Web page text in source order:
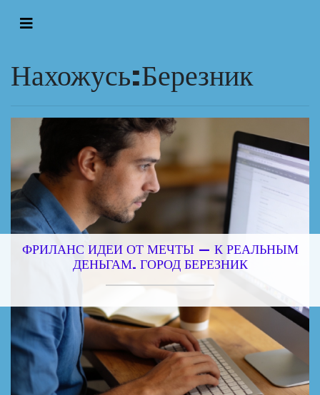
Нахожусь:Березник
ФРИЛАНС ИДЕИ ОТ МЕЧТЫ — К РЕАЛЬНЫМ
ДЕНЬГАМ. ГОРОД БЕРЕЗНИК